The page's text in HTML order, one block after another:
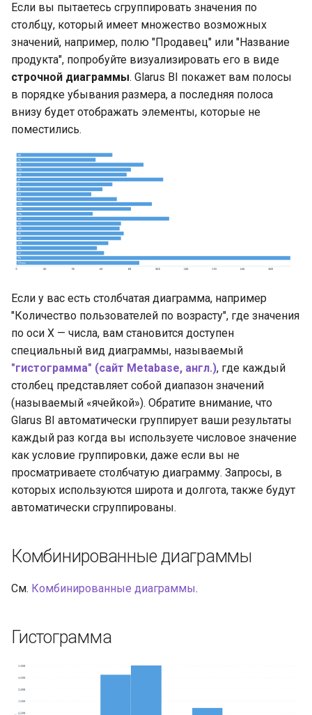
Если вы пытаетесь сгруппировать значения по
столбцу, который имеет множество возможных
значений, например, полю "Продавец" или "Название
продукта", попробуйте визуализировать его в виде
строчной диаграммы. Glarus BI покажет вам полосы
в порядке убывания размера, а последняя полоса
внизу будет отображать элементы, которые не
поместились.
Если у вас есть столбчатая диаграмма, например
"Количество пользователей по возрасту", где значения
по оси X — числа, вам становится доступен
специальный вид диаграммы, называемый
"гистограмма" (сайт Metabase, англ.), где каждый
столбец представляет собой диапазон значений
(называемый «ячейкой»). Обратите внимание, что
Glarus BI автоматически группирует ваши результаты
каждый раз когда вы используете числовое значение
как условие группировки, даже если вы не
просматриваете столбчатую диаграмму. Запросы, в
которых используются широта и долгота, также будут
автоматически сгруппированы.
Комбинированные диаграммы
См. Комбинированные диаграммы.
Гистограмма